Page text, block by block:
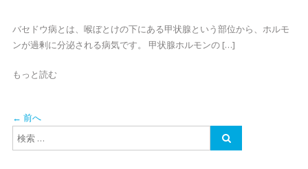
バセドウ病とは、喉ぼとけの下にある甲状腺という部位から、ホルモ
ンが過剰に分泌される病気です。 甲状腺ホルモンの […]
もっと読む
← 前へ